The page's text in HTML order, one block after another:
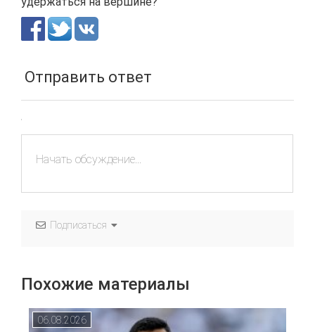
Отправить ответ
Подписаться
Похожие материалы
06.08.2026